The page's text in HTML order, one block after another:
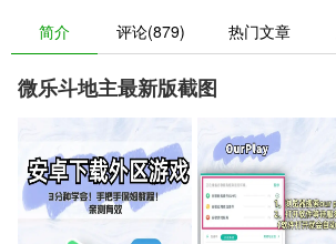
简介 评论(879) 热门文章
微乐斗地主最新版截图